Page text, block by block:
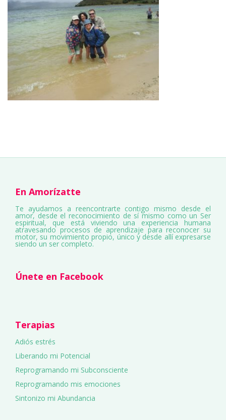
En Amorízatte
Te ayudamos a reencontrarte contigo mismo desde el
amor, desde el reconocimiento de sí mismo como un Ser
espiritual, que está viviendo una experiencia humana
atravesando procesos de aprendizaje para reconocer su
motor, su movimiento propio, único y desde allí expresarse
siendo un ser completo.
Únete en Facebook
Terapias
Adiós estrés
Liberando mi Potencial
Reprogramando mi Subconsciente
Reprogramando mis emociones
Sintonizo mi Abundancia